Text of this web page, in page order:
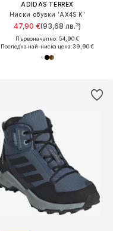
ADIDAS TERREX
Ниски обувки 'AX4S K'
47,90 €(93,68 лв.³)
Първоначално: 54,90 €
Последна най-ниска цена:39,90 €